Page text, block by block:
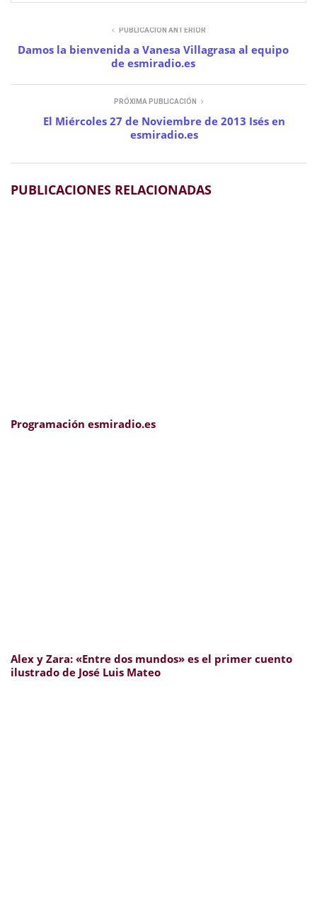
PUBLICACIÓN ANTERIOR
Damos la bienvenida a Vanesa Villagrasa al equipo
de esmiradio.es
PRÓXIMA PUBLICACIÓN
El Miércoles 27 de Noviembre de 2013 Isés en
esmiradio.es
PUBLICACIONES RELACIONADAS
Programación esmiradio.es
Alex y Zara: «Entre dos mundos» es el primer cuento
ilustrado de José Luis Mateo